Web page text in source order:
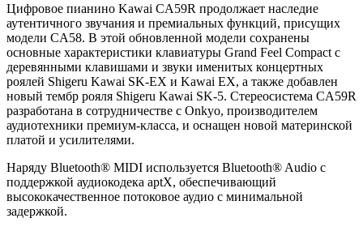
Цифровое пианино Kawai CA59R продолжает наследие
аутентичного звучания и премиальных функций, присущих
модели CA58. В этой обновленной модели сохранены
основные характеристики клавиатуры Grand Feel Compact с
деревянными клавишами и звуки именитых концертных
роялей Shigeru Kawai SK-EX и Kawai EX, а также добавлен
новый тембр рояля Shigeru Kawai SK-5. Стереосистема CA59R
разработана в сотрудничестве с Onkyo, производителем
аудиотехники премиум-класса, и оснащен новой материнской
платой и усилителями.
Наряду Bluetooth® MIDI используется Bluetooth® Audio с
поддержкой аудиокодека aptX, обеспечивающий
высококачественное потоковое аудио с минимальной
задержкой.